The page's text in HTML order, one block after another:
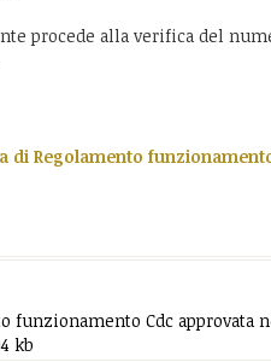
procede alla verifica del
di Regolamento
funzionamento Cdc approvata
kb